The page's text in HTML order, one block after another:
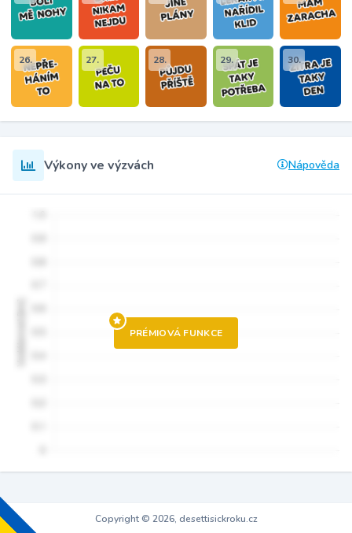
26. 27. 28. 29. 30.
Výkony ve výzvách Nápověda
PRÉMIOVÁ FUNKCE
Copyright © 2026, desettisickroku.cz